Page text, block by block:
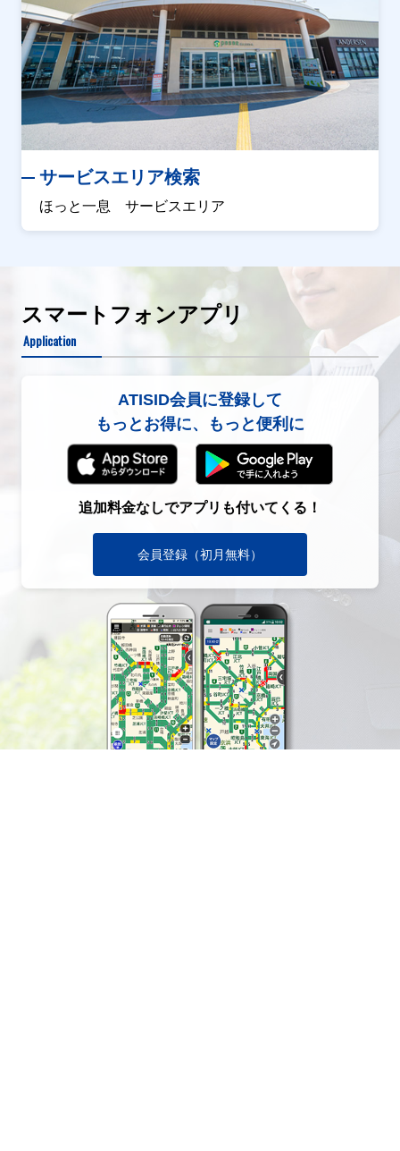
サービスエリア検索
ほっと一息 サービスエリア
スマートフォンアプリ
Application
ATISID会員に登録して
もっとお得に、もっと便利に
追加料金なしでアプリも付いてくる！
会員登録（初月無料）